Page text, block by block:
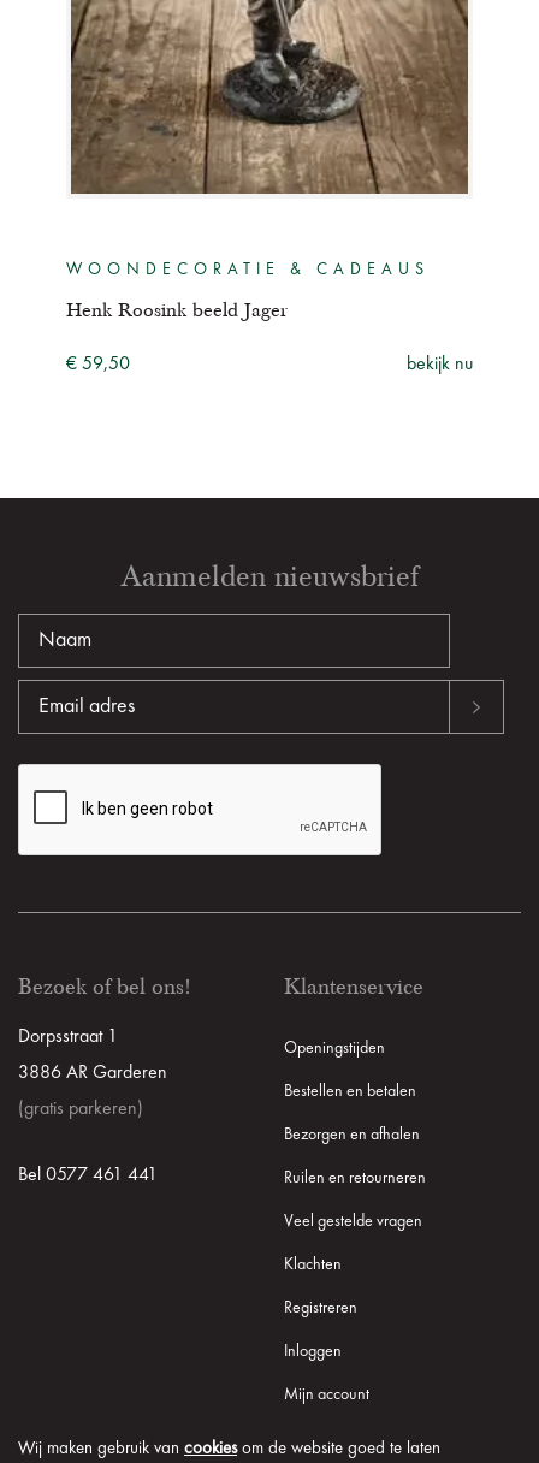
Wij maken gebruik van cookiesom de website goed te laten
WOONDECORATIE & CADEAUS
Henk Roosink beeld Jager
€ 59,50 bekijk nu
Aanmelden nieuwsbrief
Bezoek of bel ons!
Dorpsstraat 1
3886 AR Garderen
(gratis parkeren)
Bel 0577 461 441
Klantenservice
Openingstijden
Bestellen en betalen
Bezorgen en afhalen
Ruilen en retourneren
Veel gestelde vragen
Klachten
Registreren
Inloggen
Mijn account